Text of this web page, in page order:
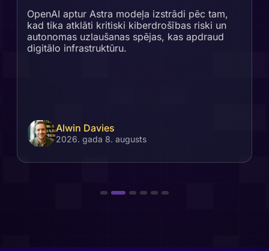
OpenAI aptur Astra modeļa izstrādi pēc tam,
kad tika atklāti kritiski kiberdrošības riski un
autonomas uzlaušanas spējas, kas apdraud
digitālo infrastruktūru.
Alwin Davies
2026. gada 8. augusts